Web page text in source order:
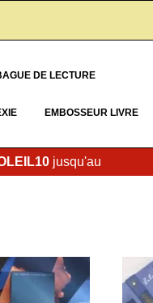
DE LECTURE
EMBOSSEUR LIVRE
jusqu'au